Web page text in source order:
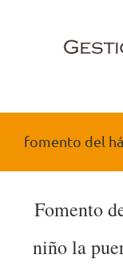
fomento del
Fomento
niño la